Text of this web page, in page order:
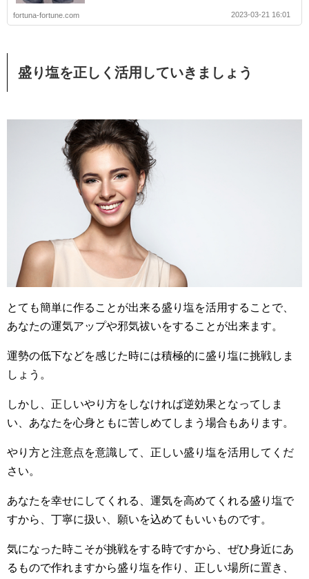
fortuna-fortune.com 2023-03-21 16:01
盛り塩を正しく活用していきましょう
とても簡単に作ることが出来る盛り塩を活用することで、
あなたの運気アップや邪気祓いをすることが出来ます。
運勢の低下などを感じた時には積極的に盛り塩に挑戦しま
しょう。
しかし、正しいやり方をしなければ逆効果となってしま
い、あなたを心身ともに苦しめてしまう場合もあります。
やり方と注意点を意識して、正しい盛り塩を活用してくだ
さい。
あなたを幸せにしてくれる、運気を高めてくれる盛り塩で
すから、丁寧に扱い、願いを込めてもいいものです。
気になった時こそが挑戦をする時ですから、ぜひ身近にあ
るもので作れますから盛り塩を作り、正しい場所に置き、